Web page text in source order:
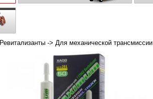
Ревитализанты -> Для механической трансмиссии